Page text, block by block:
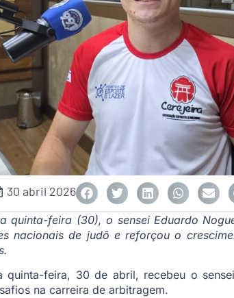
30 abril 2026
quinta-feira (30), o sensei Eduardo
nacionais de judô e reforçou o
feira, 30 de abril, recebeu o
na carreira de arbitragem.